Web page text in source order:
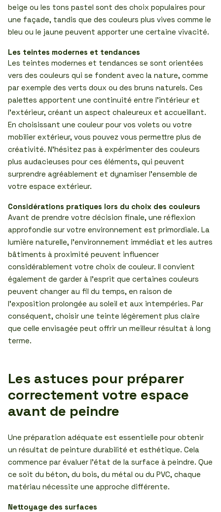
beige ou les tons pastel sont des choix populaires pour
une façade, tandis que des couleurs plus vives comme le
bleu ou le jaune peuvent apporter une certaine vivacité.
Les teintes modernes et tendances
Les teintes modernes et tendances se sont orientées
vers des couleurs qui se fondent avec la nature, comme
par exemple des verts doux ou des bruns naturels. Ces
palettes apportent une continuité entre l’intérieur et
l’extérieur, créant un aspect chaleureux et accueillant.
En choisissant une couleur pour vos volets ou votre
mobilier extérieur, vous pouvez vous permettre plus de
créativité. N’hésitez pas à expérimenter des couleurs
plus audacieuses pour ces éléments, qui peuvent
surprendre agréablement et dynamiser l’ensemble de
votre espace extérieur.
Considérations pratiques lors du choix des couleurs
Avant de prendre votre décision finale, une réflexion
approfondie sur votre environnement est primordiale. La
lumière naturelle, l’environnement immédiat et les autres
bâtiments à proximité peuvent influencer
considérablement votre choix de couleur. Il convient
également de garder à l’esprit que certaines couleurs
peuvent changer au fil du temps, en raison de
l’exposition prolongée au soleil et aux intempéries. Par
conséquent, choisir une teinte légèrement plus claire
que celle envisagée peut offrir un meilleur résultat à long
terme.
Les astuces pour préparer
correctement votre espace
avant de peindre
Une préparation adéquate est essentielle pour obtenir
un résultat de peinture durabilité et esthétique. Cela
commence par évaluer l’état de la surface à peindre. Que
ce soit du béton, du bois, du métal ou du PVC, chaque
matériau nécessite une approche différente.
Nettoyage des surfaces